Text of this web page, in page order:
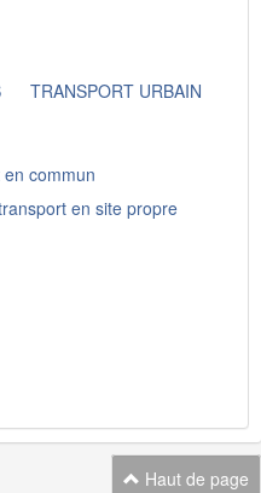
TRANSPORT URBAIN
commun
en site propre
Haut de page